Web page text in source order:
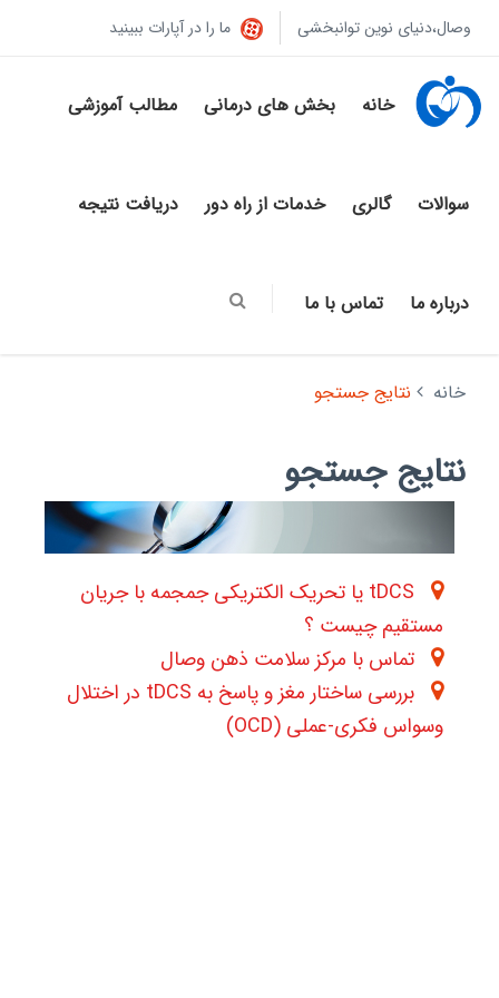
وصال،دنیای نوین توانبخشی ما را در آپارات ببینید
خانه بخش های درمانی مطالب آموزشی
سوالات گالری خدمات از راه دور دریافت نتیجه
درباره ما تماس با ما
خانه نتایج جستجو
نتایج جستجو
tDCS یا تحریک الکتریکی جمجمه با جریان
مستقیم چیست ؟
تماس با مرکز سلامت ذهن وصال
بررسی ساختار مغز و پاسخ به tDCS در اختلال
وسواس فکری-عملی (OCD)